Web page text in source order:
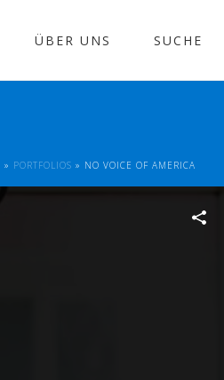
ÜBER UNS SUCHE
» PORTFOLIOS » NO VOICE OF AMERICA